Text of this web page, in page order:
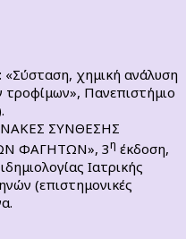
χημική ανάλυση
τροφίμων», Πανεπιστήμιο
ΣΥΝΘΕΣΗΣ
ΦΑΓΗΤΩΝ», 3η έκδοση,
Ιατρικής
(επιστημονικές